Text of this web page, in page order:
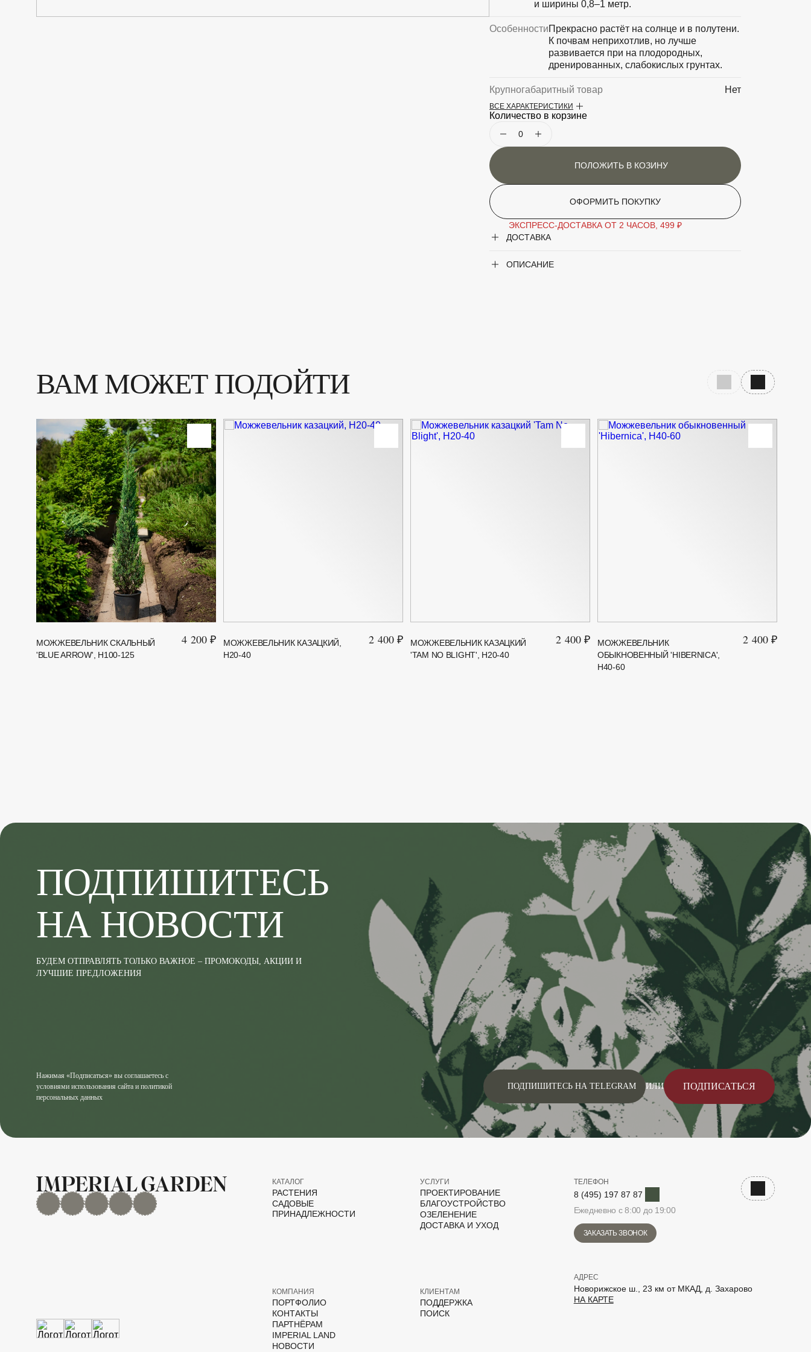
и ширины 0,8–1 метр.
ОсобенностиПрекрасно растёт на солнце и в полутени.
К почвам неприхотлив, но лучше
развивается при на плодородных,
дренированных, слабокислых грунтах.
Крупногабаритный товар Нет
Род
ВСЕ ХАРАКТЕРИСТИКИ
Количество в корзине
ПОЛОЖИТЬ В КОЗИНУ
ОФОРМИТЬ ПОКУПКУ
ЭКСПРЕСС-ДОСТАВКА ОТ 2 ЧАСОВ, 499 ₽
ДОСТАВКА
ОПИСАНИЕ
ВАМ МОЖЕТ ПОДОЙТИ Предыдущий слайд
Следующий
МОЖЖЕВЕЛЬНИК СКАЛЬНЫЙ
'BLUE ARROW', H100-125
4 200 ₽
МОЖЖЕВЕЛЬНИК КАЗАЦКИЙ,
H20-40
2 400 ₽
МОЖЖЕВЕЛЬНИК КАЗАЦКИЙ
'TAM NO BLIGHT', H20-40
2 400 ₽
МОЖЖЕВЕЛЬНИК
ОБЫКНОВЕННЫЙ 'HIBERNICA',
H40-60
2 400 ₽
ПОДПИШИТЕСЬ
НА НОВОСТИ
БУДЕМ ОТПРАВЛЯТЬ ТОЛЬКО ВАЖНОЕ – ПРОМОКОДЫ, АКЦИИ И
ЛУЧШИЕ ПРЕДЛОЖЕНИЯ
Нажимая «Подписаться» вы соглашаетесь с
условиями использования сайта и политикой
персональных данных
ПОДПИШИТЕСЬ НА TELEGRAM ИЛИ ПОДПИСАТЬСЯ
MAX Дзен YouTuberutubeTelegram
КАТАЛОГ
РАСТЕНИЯ
САДОВЫЕ
ПРИНАДЛЕЖНОСТИ
УСЛУГИ
ПРОЕКТИРОВАНИЕ
БЛАГОУСТРОЙСТВО
ОЗЕЛЕНЕНИЕ
ДОСТАВКА И УХОД
КОМПАНИЯ
ПОРТФОЛИО
КОНТАКТЫ
ПАРТНЁРАМ
IMPERIAL LAND
НОВОСТИ
КЛИЕНТАМ
ПОДДЕРЖКА
ПОИСК
АДРЕС
Новорижское ш., 23 км от МКАД, д. Захарово
НА КАРТЕ
ТЕЛЕФОН
8 (495) 197 87 87
Ежедневно с 8:00 до 19:00
ЗАКАЗАТЬ ЗВОНОК
Наверх